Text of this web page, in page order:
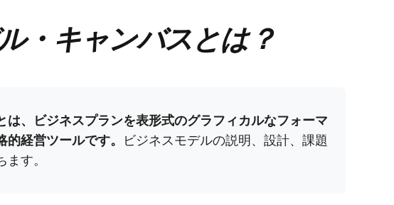
・キャンバスとは？
は、ビジネスプランを表形式のグラフィカルなフォーマ
経営ツールです。
ビジネスモデルの説明、設計、課題
す。